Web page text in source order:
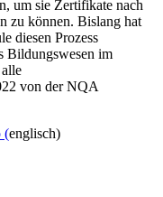
um sie Zertifikate nach
zu können. Bislang hat
diesen Prozess
Bildungswesen im
von der NQA
(englisch)